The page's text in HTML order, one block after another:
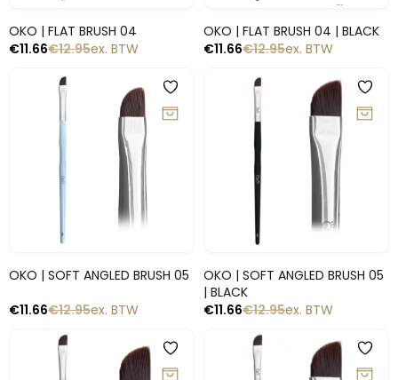
OKO | FLAT BRUSH 04
€12.95
€11.66 ex. BTW
OKO | FLAT BRUSH 04 | BLACK
€12.95
€11.66 ex. BTW
OKO | SOFT ANGLED BRUSH 05
€12.95
€11.66 ex. BTW
OKO | SOFT ANGLED BRUSH 05
| BLACK
€12.95
€11.66 ex. BTW